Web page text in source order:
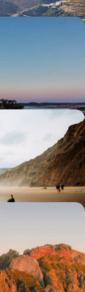
lumineuse
: nager à contre-courant
décembre et février